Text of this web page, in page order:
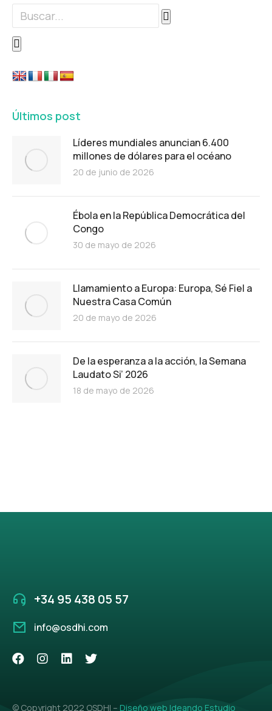
Últimos post
Líderes mundiales anuncian 6.400
millones de dólares para el océano
20 de junio de 2026
Ébola en la República Democrática del
Congo
30 de mayo de 2026
Llamamiento a Europa: Europa, Sé Fiel a
Nuestra Casa Común
20 de mayo de 2026
De la esperanza a la acción, la Semana
Laudato Si’ 2026
18 de mayo de 2026
+34 95 438 05 57
info@osdhi.com
© Copyright 2022 OSDHI – Diseño web Ideando Estudio